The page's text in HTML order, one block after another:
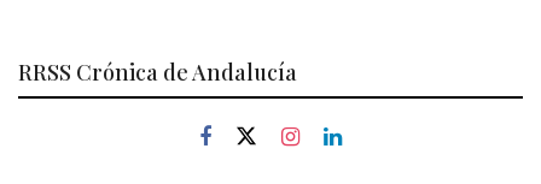
RRSS Crónica de Andalucía